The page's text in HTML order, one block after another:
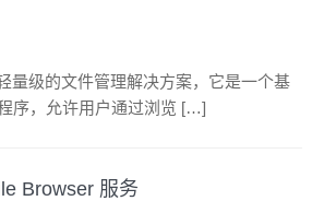
量级的文件管理解决方案，它是一个基
序，允许用户通过浏览 […]
Browser 服务